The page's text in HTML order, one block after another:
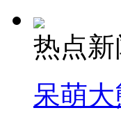
热点新
呆萌